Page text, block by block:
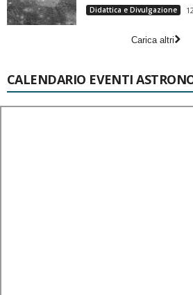
Didattica e Divulgazione
Carica altri
CALENDARIO EVENTI